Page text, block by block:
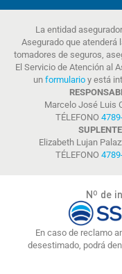
La entidad
Asegurado que atenderá
tomadores de seguros,
El Servicio de Atención al
un formulario y está
Marcelo José Luis
TÉLEFONO
SUPLENTE
Elizabeth Lujan
TÉLEFONO
Nº de
En caso de reclamo
desestimado, podrá